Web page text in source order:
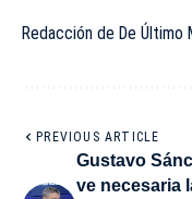
Redacción de De Último
PREVIOUS ARTICLE
Gustavo
ve necesaria